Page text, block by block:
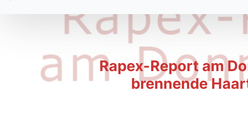
Rapex-Report am
brennende